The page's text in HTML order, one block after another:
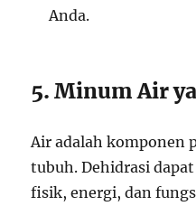
Anda.
5. Minum Air
Air adalah komponen
tubuh. Dehidrasi
fisik, energi, dan